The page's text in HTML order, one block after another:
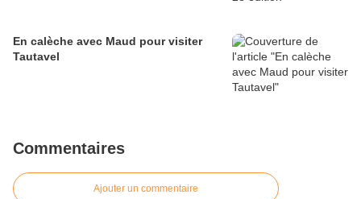
En calèche avec Maud pour visiter
Tautavel
Commentaires
Ajouter un commentaire